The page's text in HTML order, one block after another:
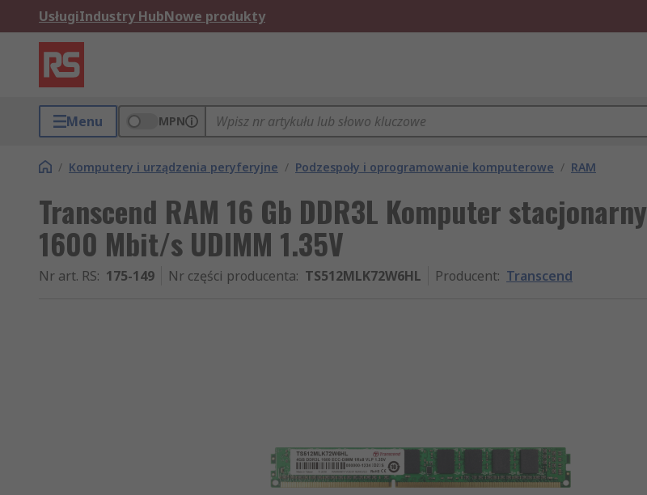
UsługiIndustry HubNowe produkty
Menu MPN
/ Komputery i urządzenia peryferyjne / Podzespoły i oprogramowanie komputerowe / RAM
Transcend RAM 16 Gb DDR3L Komputer stacjonarny
1600 Mbit/s UDIMM 1.35V
Nr art. RS: 175-149 Nr części producenta: TS512MLK72W6HL Producent: Transcend